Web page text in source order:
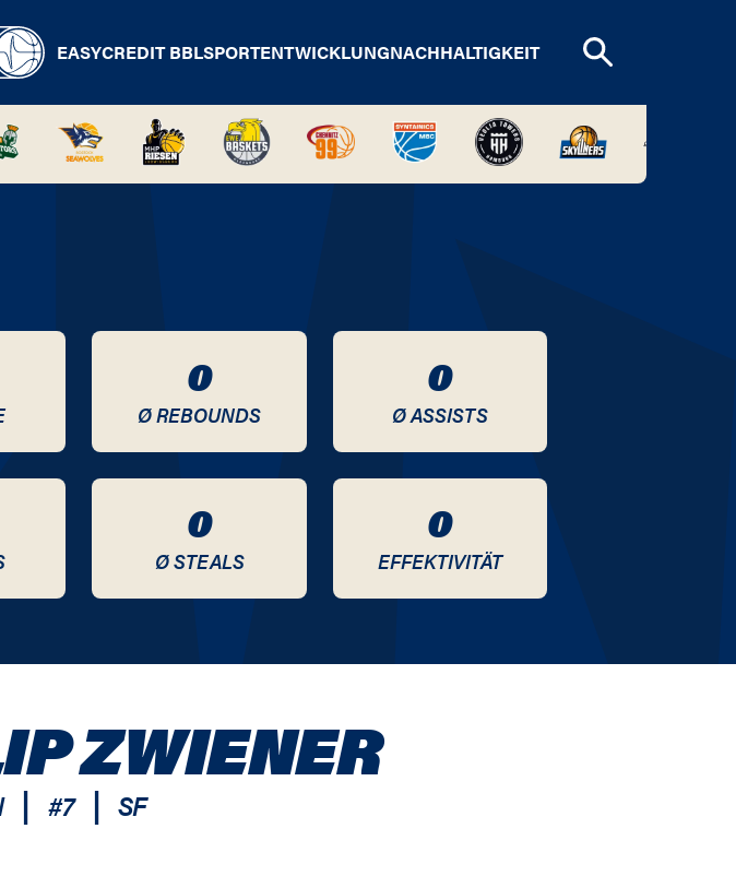
EASYCREDIT BBLSPORTENTWICKLUNGNACHHALTIGKEIT
0
Ø REBOUNDS
0
Ø ASSISTS
0
Ø STEALS
0
EFFEKTIVITÄT
ZWIENER
| #7 | SF